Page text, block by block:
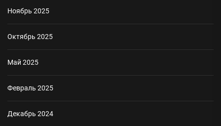
Ноябрь 2025
Октябрь 2025
Май 2025
Февраль 2025
Декабрь 2024